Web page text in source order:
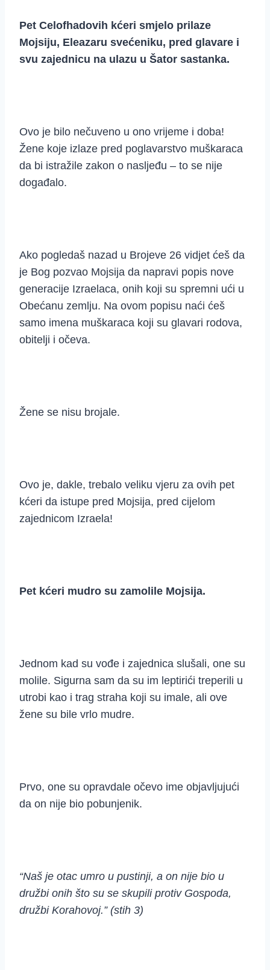
Pet Celofhadovih kćeri smjelo prilaze
Mojsiju, Eleazaru svećeniku, pred glavare i
svu zajednicu na ulazu u Šator sastanka.
Ovo je bilo nečuveno u ono vrijeme i doba!
Žene koje izlaze pred poglavarstvo muškaraca
da bi istražile zakon o nasljeđu – to se nije
događalo.
Ako pogledaš nazad u Brojeve 26 vidjet ćeš da
je Bog pozvao Mojsija da napravi popis nove
generacije Izraelaca, onih koji su spremni ući u
Obećanu zemlju. Na ovom popisu naći ćeš
samo imena muškaraca koji su glavari rodova,
obitelji i očeva.
Žene se nisu brojale.
Ovo je, dakle, trebalo veliku vjeru za ovih pet
kćeri da istupe pred Mojsija, pred cijelom
zajednicom Izraela!
Pet kćeri mudro su zamolile Mojsija.
Jednom kad su vođe i zajednica slušali, one su
molile. Sigurna sam da su im leptirići treperili u
utrobi kao i trag straha koji su imale, ali ove
žene su bile vrlo mudre.
Prvo, one su opravdale očevo ime objavljujući
da on nije bio pobunjenik.
“Naš je otac umro u pustinji, a on nije bio u
družbi onih što su se skupili protiv Gospoda,
družbi Korahovoj.” (stih 3)